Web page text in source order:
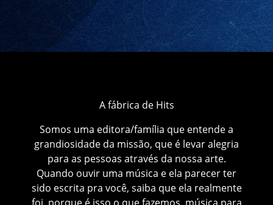
A fábrica de Hits
Somos uma editora/família que entende a
grandiosidade da missão, que é levar alegria
para as pessoas através da nossa arte.
Quando ouvir uma música e ela parecer ter
sido escrita pra você, saiba que ela realmente